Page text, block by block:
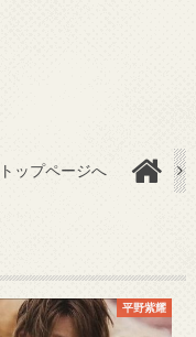
トップページへ
平野紫耀